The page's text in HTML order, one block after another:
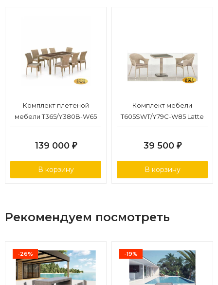
Комплект плетеной
мебели T365/Y380B-W65
139 000 ₽
В корзину
Комплект мебели
T605SWT/Y79C-W85 Latte
39 500 ₽
В корзину
Рекомендуем посмотреть
-26% -19%